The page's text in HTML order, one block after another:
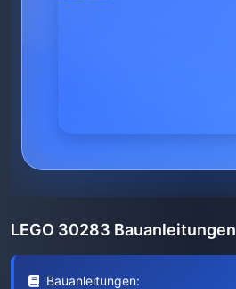
LEGO 30283 Bauanleitungen
Bauanleitungen: